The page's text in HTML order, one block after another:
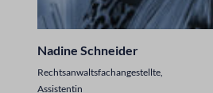
Nadine Schneider
Rechtsanwaltsfachangestellte,
Assistentin